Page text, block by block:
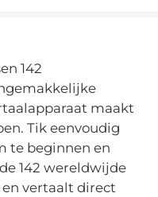
142
maakt
Tik eenvoudig
te beginnen en
142 wereldwijde
vertaalt direct